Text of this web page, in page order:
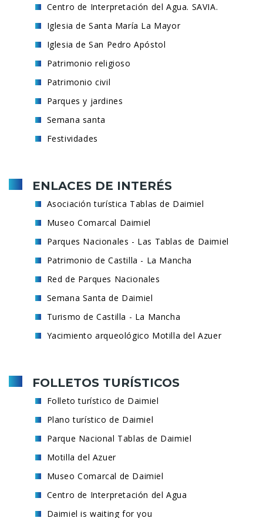
Centro de Interpretación del Agua. SAVIA.
Iglesia de Santa María La Mayor
Iglesia de San Pedro Apóstol
Patrimonio religioso
Patrimonio civil
Parques y jardines
Semana santa
Festividades
ENLACES DE INTERÉS
Asociación turística Tablas de Daimiel
Museo Comarcal Daimiel
Parques Nacionales - Las Tablas de Daimiel
Patrimonio de Castilla - La Mancha
Red de Parques Nacionales
Semana Santa de Daimiel
Turismo de Castilla - La Mancha
Yacimiento arqueológico Motilla del Azuer
FOLLETOS TURÍSTICOS
Folleto turístico de Daimiel
Plano turístico de Daimiel
Parque Nacional Tablas de Daimiel
Motilla del Azuer
Museo Comarcal de Daimiel
Centro de Interpretación del Agua
Daimiel is waiting for you